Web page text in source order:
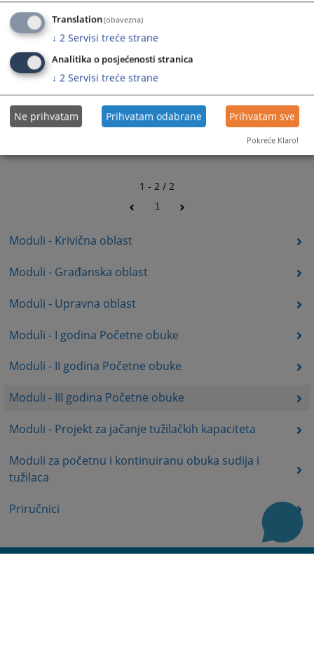
Moduli - Krivična oblast
Moduli - Građanska oblast
Moduli - Upravna oblast
Moduli - I godina Početne obuke
Moduli - II godina Početne obuke
Moduli - III godina Početne obuke
Moduli - Projekt za jačanje tužilačkih kapaciteta
Moduli za početnu i kontinuiranu obuka sudija i
tužilaca
Priručnici
1 - 2 / 2
1
Translation(obavezna)
↓ 2 Servisi treće strane
Analitika o posjećenosti stranica
↓ 2 Servisi treće strane
Ne prihvatam Prihvatam odabrane Prihvatam sve
Pokreće Klaro!